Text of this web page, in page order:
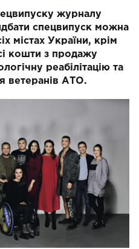
журналу
спецвипуск можна
містах України, крім
кошти з продажу
реабілітацію та
ветеранів АТО.